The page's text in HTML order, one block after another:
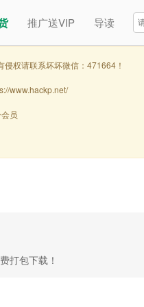
推广送VIP 导读
权请联系坏坏微信：471664！
www.hackp.net/
员
打包下载！